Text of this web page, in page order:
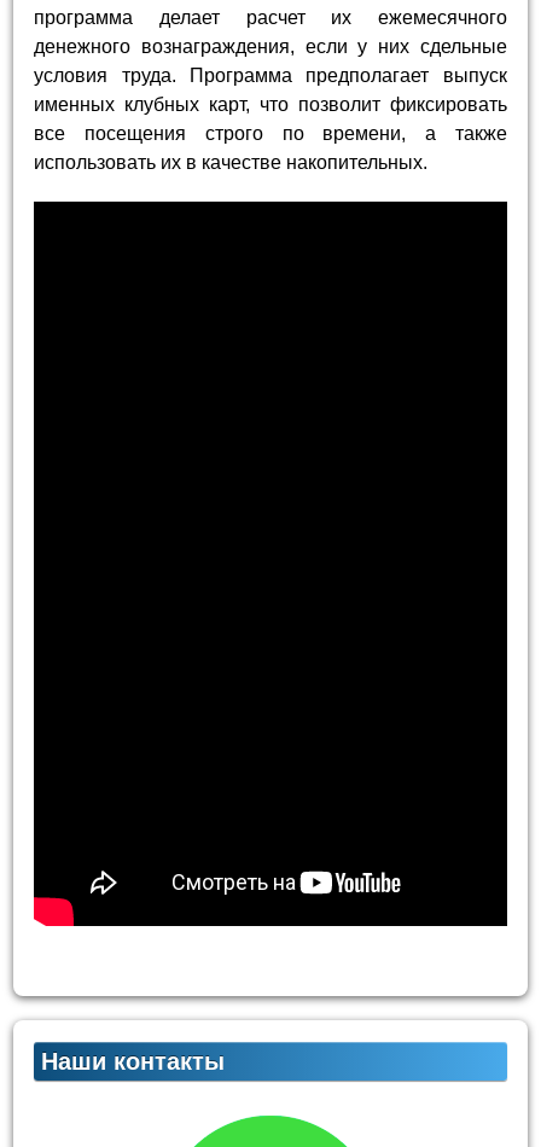
программа делает расчет их ежемесячного
денежного вознаграждения, если у них сдельные
условия труда. Программа предполагает выпуск
именных клубных карт, что позволит фиксировать
все посещения строго по времени, а также
использовать их в качестве накопительных.
Наши контакты